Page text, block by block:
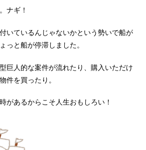
ナギ！
いているんじゃないかという勢いで船が
っと船が停滞しました。
巨人的な案件が流れたり、購入いただけ
件を買ったり。
があるからこそ人生おもしろい！